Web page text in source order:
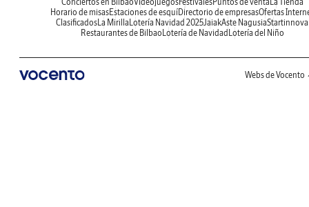
Horario de misasEstaciones de esquíDirectorio de empresasOfertas
ClasificadosLa Mirilla Lotería Navidad 2025JaiakAste NagusiaStartinnova
Restaurantes de Bilbao Lotería de Navidad Lotería del Niño
Webs de Vocento